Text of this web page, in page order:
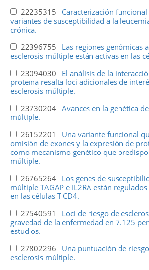
22235315 Caracterización funcional
variantes de susceptibilidad a la
crónica.
22396755 Las regiones genómicas
esclerosis múltiple están activas en las
23094030 El análisis de la
proteína resalta loci adicionales de
esclerosis múltiple.
23730204 Avances en la genética
múltiple.
26152201 Una variante funcional
omisión de exones y la expresión de
como mecanismo genético que
múltiple.
26765264 Los genes de
múltiple TAGAP e IL2RA están
en las células T CD4.
27540591 Loci de riesgo de
gravedad de la enfermedad en 7.125
estudios.
27802296 Una puntuación de
esclerosis múltiple.